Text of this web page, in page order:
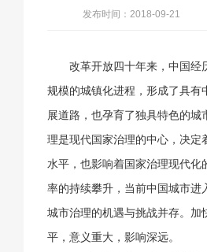
发布时间：2018-09-21
改革开放四十年来，中国经
规模的城镇化进程，形成了具有
展道路，也孕育了独具特色的城
理是现代国家治理的中心，决定
水平，也影响着国家治理现代化
率的持续攀升，当前中国城市进
城市治理的机遇与挑战并存。加
平，意义重大，影响深远。